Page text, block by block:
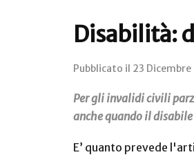
Disabilità:
Pubblicato il 23 Dicembre
Per gli invalidi civili
anche quando il
E’ quanto prevede